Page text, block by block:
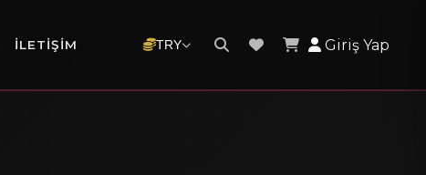
İLETIŞIM TRY Giriş Yap